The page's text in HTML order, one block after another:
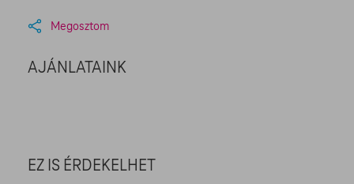
Megosztom
AJÁNLATAINK
EZ IS ÉRDEKELHET